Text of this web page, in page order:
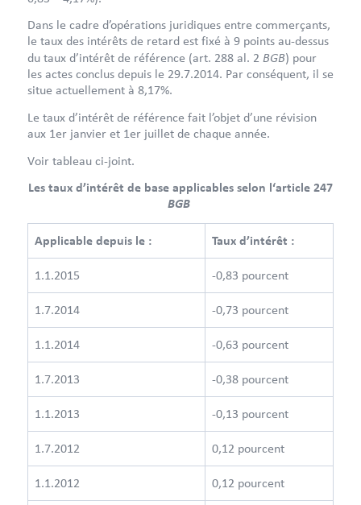
Dans le cadre d’opérations juridiques entre commerçants,
le taux des intérêts de retard est fixé à 9 points au-dessus
du taux d’intérêt de référence (art. 288 al. 2 BGB) pour
les actes conclus depuis le 29.7.2014. Par conséquent, il se
situe actuellement à 8,17%.
Le taux d’intérêt de référence fait l’objet d’une révision
aux 1er janvier et 1er juillet de chaque année.
Voir tableau ci-joint.
Les taux d’intérêt de base applicables selon l‘article 247
BGB
Applicable depuis le : Taux d’intérêt :
1.1.2015 -0,83 pourcent
1.7.2014 -0,73 pourcent
1.1.2014 -0,63 pourcent
1.7.2013 -0,38 pourcent
1.1.2013 -0,13 pourcent
1.7.2012 0,12 pourcent
1.1.2012 0,12 pourcent